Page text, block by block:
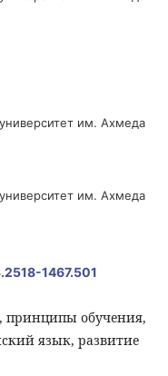
им. Ахмеда
им. Ахмеда
1467.501
принципы обучения,
язык, развитие